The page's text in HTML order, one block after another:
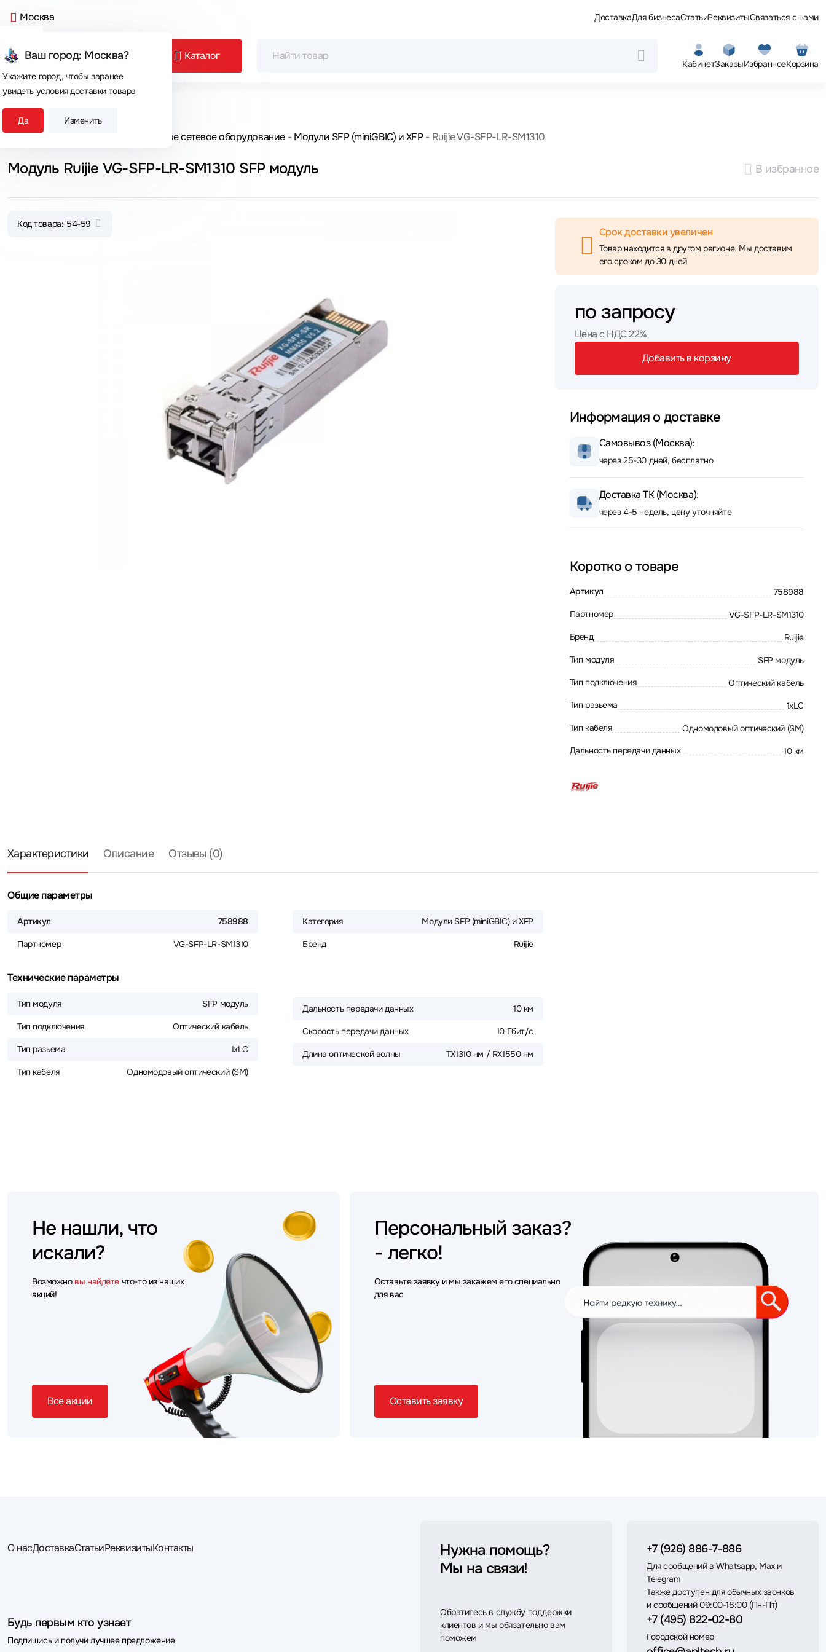
Москва
Ваш город: Москва?
Укажите город, чтобы заранее
увидеть условия доставки товара
Да Изменить
ДоставкаДля бизнесаСтатьиРеквизитыСвязаться с нами
Каталог
КабинетЗаказыИзбранноеКорзина
Сегодня покупают
Главная Активное сетевое оборудование Модули SFP (miniGBIC) и XFP Ruijie VG-SFP-LR-SM1310
Модуль Ruijie VG-SFP-LR-SM1310 SFP модуль В избранное
Код товара: 54-59
Срок доставки увеличен
Товар находится в другом регионе. Мы доставим
его сроком до 30 дней
по запросу
Цена с НДС 22%
Добавить в корзину
Информация о доставке
Самовывоз (Москва):
через 25-30 дней, бесплатно
Доставка ТК (Москва):
через 4-5 недель, цену уточняйте
Коротко о товаре
Артикул 758988
Партномер VG-SFP-LR-SM1310
Бренд Ruijie
Тип модуля SFP модуль
Тип подключения Оптический кабель
Тип разьема 1xLC
Тип кабеля Одномодовый оптический (SM)
Дальность передачи данных 10 км
Характеристики Описание Отзывы (0)
Общие параметры
Артикул 758988
Партномер VG-SFP-LR-SM1310
Категория Модули SFP (miniGBIC) и XFP
Бренд Ruijie
Технические параметры
Тип модуля SFP модуль
Тип подключения Оптический кабель
Тип разьема 1xLC
Тип кабеля Одномодовый оптический (SM)
Дальность передачи данных 10 км
Скорость передачи данных 10 Гбит/с
Длина оптической волны TX1310 нм / RX1550 нм
Не нашли, что
искали?
Возможно вы найдете что-то из наших
акций!
Все акции
Персональный заказ?
- легко!
Оставьте заявку и мы закажем его специально
для вас
Оставить заявку
О насДоставкаСтатьиРеквизитыКонтакты
Будь первым кто узнает
Подпишись и получи лучшее предложение
Нужна помощь?
Мы на связи!
Обратитесь в службу поддержки
клиентов и мы обязательно вам
поможем
+7 (926) 886-7-886
Для сообщений в Whatsapp, Max и
Telegram
Также доступен для обычных звонков
и сообщений 09:00-18:00 (Пн-Пт)
+7 (495) 822-02-80
Городской номер